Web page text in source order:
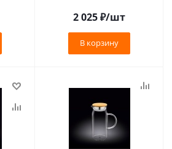
2 025₽/шт
В корзину